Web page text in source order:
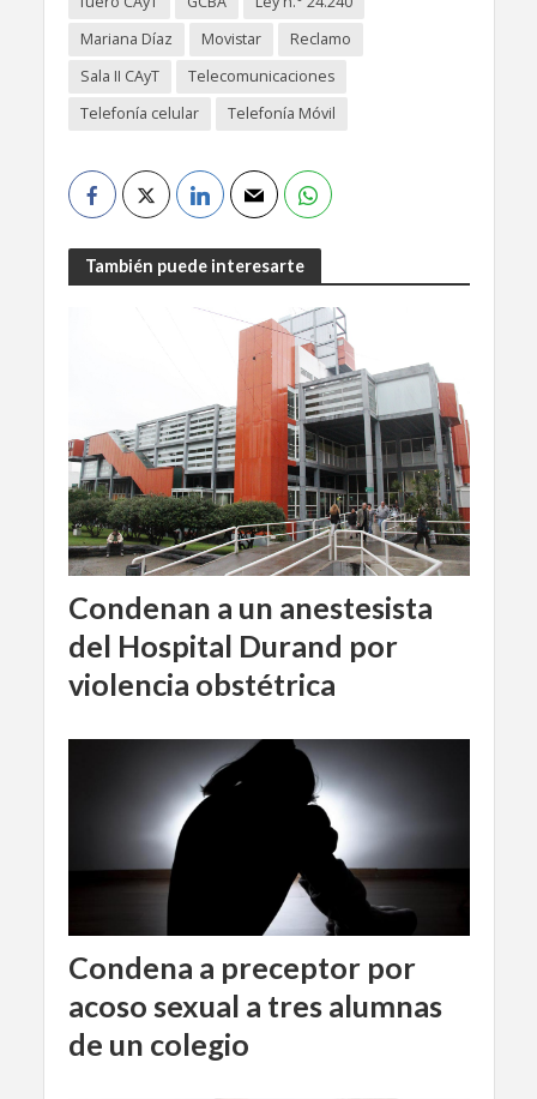
Mariana Díaz
Movistar
Reclamo
Sala II CAyT
Telecomunicaciones
Telefonía celular
Telefonía Móvil
También puede interesarte
Condenan a un anestesista
del Hospital Durand por
violencia obstétrica
Condena a preceptor por
acoso sexual a tres alumnas
de un colegio